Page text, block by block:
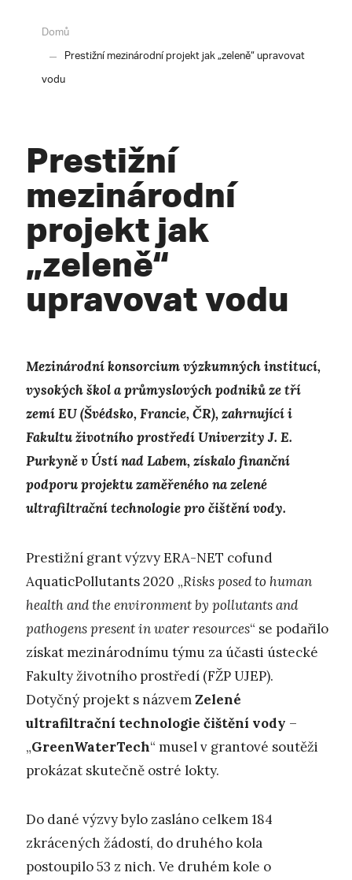
Domů
Prestižní mezinárodní projekt jak „zeleně“ upravovat
vodu
Prestižní
mezinárodní
projekt jak
„zeleně“
upravovat vodu
Mezinárodní konsorcium výzkumných institucí,
vysokých škol a průmyslových podniků ze tří
zemí EU (Švédsko, Francie, ČR), zahrnující i
Fakultu životního prostředí Univerzity J. E.
Purkyně v Ústí nad Labem, získalo finanční
podporu projektu zaměřeného na zelené
ultrafiltrační technologie pro čištění vody.
Prestižní grant výzvy ERA-NET cofund
AquaticPollutants 2020 „Risks posed to human
health and the environment by pollutants and
pathogens present in water resources“ se podařilo
získat mezinárodnímu týmu za účasti ústecké
Fakulty životního prostředí (FŽP UJEP).
Dotyčný projekt s názvemZelené
ultrafiltrační technologie čištění vody –
„GreenWaterTech“ musel v grantové soutěži
prokázat skutečně ostré lokty.
Do dané výzvy bylo zasláno celkem 184
zkrácených žádostí, do druhého kola
postoupilo 53 z nich. Ve druhém kole o